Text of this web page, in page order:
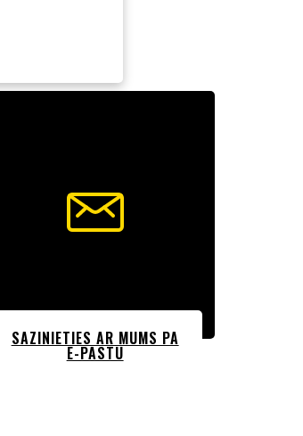
SAZINIETIES AR MUMS PA
E-PASTU